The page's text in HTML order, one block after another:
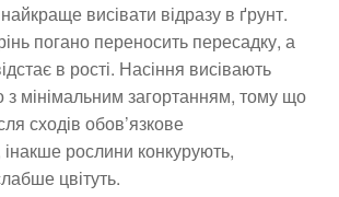
висівати відразу в ґрунт.
погано переносить пересадку, а
в рості. Насіння висівають
мінімальним загортанням, тому що
сходів обов’язкове
рослини конкурують,
цвітуть.